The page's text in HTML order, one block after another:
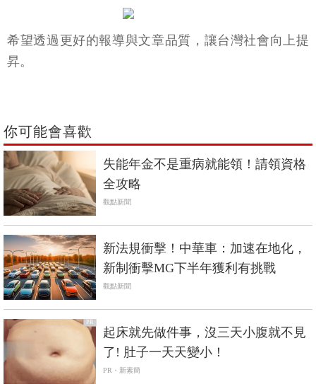
希望透過更好的報導與文章品質，讓台灣社會向上提
昇。
你可能會喜歡
失能年金不是重病就能領！請領資格
全攻略
觀點新聞
新法規衝擊！中華車：加速在地化，
新制衝擊MG下半年獲利有挑戰
觀點新聞
PR
起床就先做件事，沒三天小腹就不見
了! 肚子一天天變小！
PR・新素簡